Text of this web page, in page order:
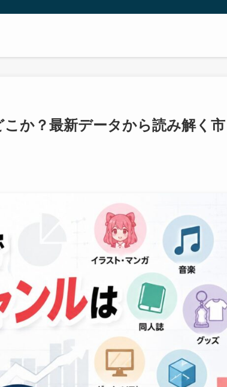
か？最新データから読み解く市